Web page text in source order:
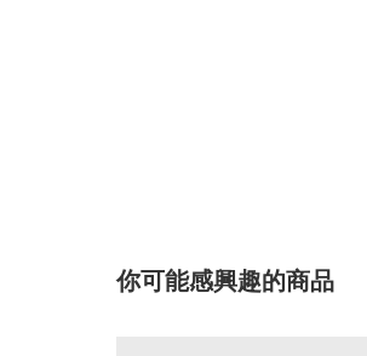
你可能感興趣的商品